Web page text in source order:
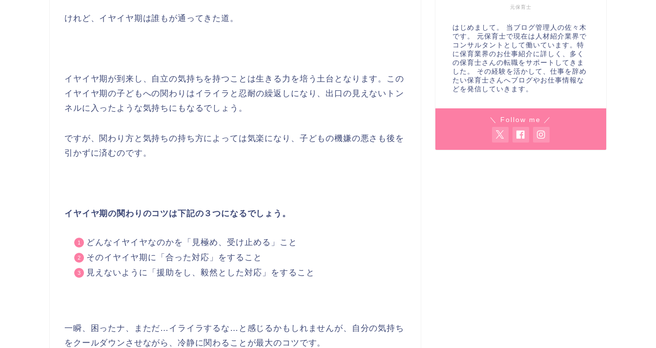
けれど、イヤイヤ期は誰もが通ってきた道。
イヤイヤ期が到来し、自立の気持ちを持つことは生きる力を培う土台となります。この
イヤイヤ期の子どもへの関わりはイライラと忍耐の繰返しになり、出口の見えないトン
ネルに入ったような気持ちにもなるでしょう。
ですが、関わり方と気持ちの持ち方によっては気楽になり、子どもの機嫌の悪さも後を
引かずに済むのです。
イヤイヤ期の関わりのコツは下記の３つになるでしょう。
どんなイヤイヤなのかを「見極め、受け止める」こと
そのイヤイヤ期に「合った対応」をすること
見えないように「援助をし、毅然とした対応」をすること
一瞬、困ったナ、まただ…イライラするな…と感じるかもしれませんが、自分の気持ち
をクールダウンさせながら、冷静に関わることが最大のコツです。
元保育士
はじめまして。 当ブログ管理人の佐々木
です。 元保育士で現在は人材紹介業界で
コンサルタントとして働いています。特
に保育業界のお仕事紹介に詳しく、多く
の保育士さんの転職をサポートしてきま
した。 その経験を活かして、仕事を辞め
たい保育士さんへブログやお仕事情報な
どを発信していきます。
＼ Follow me ／